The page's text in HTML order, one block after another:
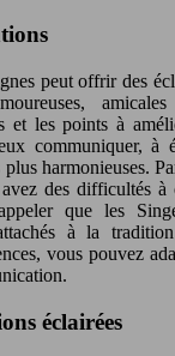
peut offrir des
amicales
et les points à
communiquer, à
harmonieuses.
des difficultés à
que les
à la
vous pouvez
éclairées